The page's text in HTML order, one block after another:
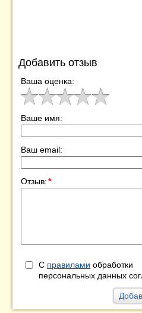
Добавить отзыв
Ваша оценка:
Ваше имя:
Ваш email:
Отзыв:*
С правилами обработки
персональных данных